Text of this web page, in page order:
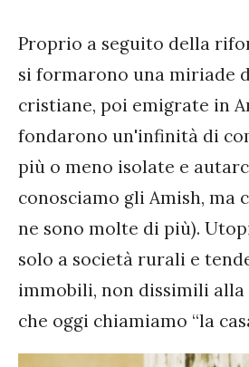
Proprio a seguito della
si formarono una miriade
cristiane, poi emigrate in
fondarono un'infinità di
più o meno isolate e
conosciamo gli Amish, ma
ne sono molte di più).
solo a società rurali e
immobili, non dissimili alla
che oggi chiamiamo “la